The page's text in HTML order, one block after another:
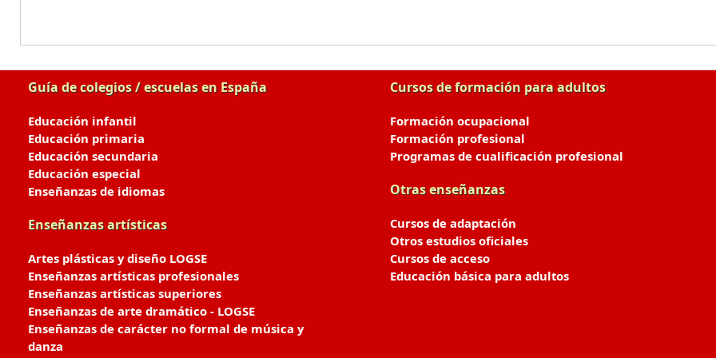
Guía de colegios / escuelas en España
Educación infantil
Educación primaria
Educación secundaria
Educación especial
Enseñanzas de idiomas
Enseñanzas artísticas
Artes plásticas y diseño LOGSE
Enseñanzas artísticas profesionales
Enseñanzas artísticas superiores
Enseñanzas de arte dramático - LOGSE
Enseñanzas de carácter no formal de música y
danza
Cursos de formación para adultos
Formación ocupacional
Formación profesional
Programas de cualificación profesional
Otras enseñanzas
Cursos de adaptación
Otros estudios oficiales
Cursos de acceso
Educación básica para adultos